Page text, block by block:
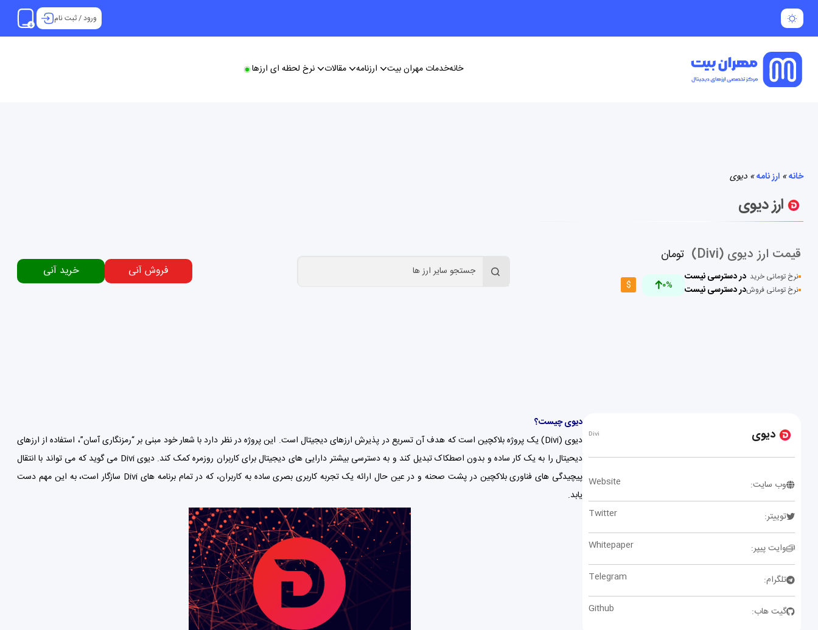
ورود/ثبت نام
خانهخدمات مهران بیت ارزنامه مقالات نرخ لحظه ای ارزها
خانه» ارز نامه» دیوی
ارز دیوی
قیمت ارز دیوی (Divi)
نرخ تومانی خرید در دسترسی نیست
نرخ تومانی فروشدر دسترسی نیست
تومان
0%
$
فروش آنی خرید آنی
دیوی Divi
وب سایت: Website
توییتر: Twitter
وایت پیپر: Whitepaper
تلگرام: Telegram
گیت هاب: Github
دیوی چیست؟
دیوی (Divi) یک پروژه بلاکچین است که هدف آن تسریع در پذیرش ارزهای دیجیتال است. این پروژه در نظر دارد با شعار خود مبنی بر “رمزنگاری آسان”، استفاده از ارزهای
دیحیتال را به یک کار ساده و بدون اصطکاک تبدیل کند و به دسترسی بیشتر دارایی های دیجیتال برای کاربران روزمره کمک کند. دیوی Divi می گوید که می تواند با انتقال
پیچیدگی های فناوری بلاکچین در پشت صحنه و در عین حال ارائه یک تجربه کاربری بصری ساده به کاربران، که در تمام برنامه های Divi سازگار است، به این مهم دست
یابد.